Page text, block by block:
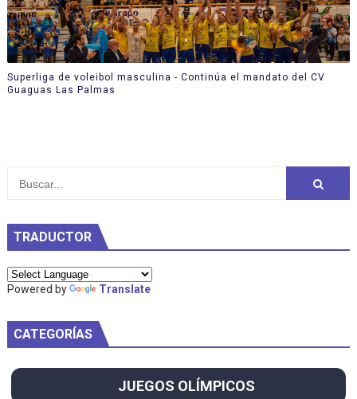
Superliga de voleibol masculina - Continúa el mandato del CV
Guaguas Las Palmas
TRADUCTOR
Powered by Translate
CATEGORÍAS
JUEGOS OLÍMPICOS